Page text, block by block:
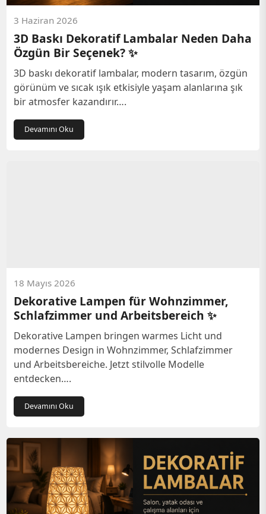
3 Haziran 2026
3D Baskı Dekoratif Lambalar Neden Daha
Özgün Bir Seçenek? ✨
3D baskı dekoratif lambalar, modern tasarım, özgün
görünüm ve sıcak ışık etkisiyle yaşam alanlarına şık
bir atmosfer kazandırır….
Devamını Oku
18 Mayıs 2026
Dekorative Lampen für Wohnzimmer,
Schlafzimmer und Arbeitsbereich ✨
Dekorative Lampen bringen warmes Licht und
modernes Design in Wohnzimmer, Schlafzimmer
und Arbeitsbereiche. Jetzt stilvolle Modelle
entdecken….
Devamını Oku